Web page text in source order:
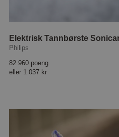
Elektrisk Tannbørste
Philips
82 960 poeng
eller 1 037 kr